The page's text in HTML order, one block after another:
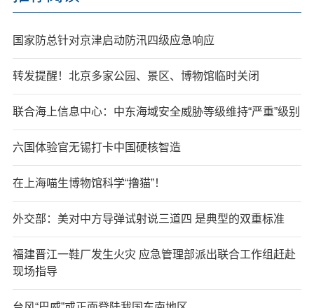
国家防总针对京津启动防汛四级应急响应
转发提醒！北京多家公园、景区、博物馆临时关闭
联合海上信息中心：中东海域安全威胁等级维持“严重”级别
六国体验官无锡打卡中国硬核智造
在上海喵生博物馆科学“撸猫”！
外交部：美对中方导弹试射说三道四 是典型的双重标准
福建晋江一鞋厂发生火灾 应急管理部派出联合工作组赶赴
现场指导